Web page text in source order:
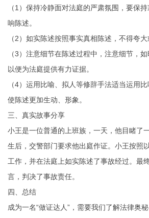
（1）保持冷静面对法庭的严肃氛围，要保
响陈述。
（2）如实陈述按照事实真相陈述，不得夸大
（3）注意细节在陈述过程中，注意细节，
以便为法庭提供有力证据。
（4）运用比喻、拟人等修辞手法适当运用
使陈述更加生动、形象。
三、真实故事分享
小王是一位普通的上班族，一天，他目睹了
生后，交警部门要求他出庭作证。小王按照
工作，并在法庭上如实陈述了事故经过。最
言，判决了事故责任。
四、总结
成为一名“做证达人”，需要我们了解法律奥